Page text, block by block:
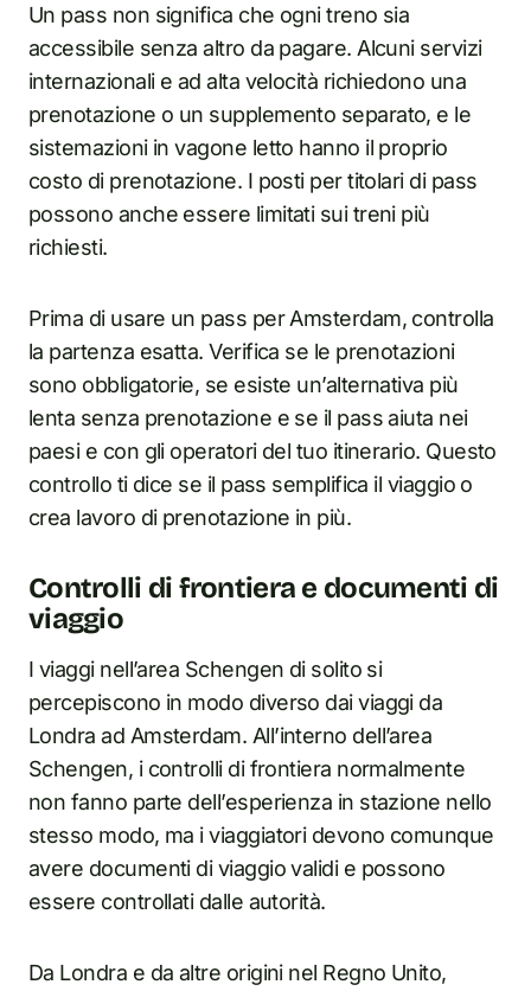
Un pass non significa che ogni treno sia
accessibile senza altro da pagare. Alcuni servizi
internazionali e ad alta velocità richiedono una
prenotazione o un supplemento separato, e le
sistemazioni in vagone letto hanno il proprio
costo di prenotazione. I posti per titolari di pass
possono anche essere limitati sui treni più
richiesti.
Prima di usare un pass per Amsterdam, controlla
la partenza esatta. Verifica se le prenotazioni
sono obbligatorie, se esiste un’alternativa più
lenta senza prenotazione e se il pass aiuta nei
paesi e con gli operatori del tuo itinerario. Questo
controllo ti dice se il pass semplifica il viaggio o
crea lavoro di prenotazione in più.
Controlli di frontiera e documenti di
viaggio
I viaggi nell’area Schengen di solito si
percepiscono in modo diverso dai viaggi da
Londra ad Amsterdam. All’interno dell’area
Schengen, i controlli di frontiera normalmente
non fanno parte dell’esperienza in stazione nello
stesso modo, ma i viaggiatori devono comunque
avere documenti di viaggio validi e possono
essere controllati dalle autorità.
Da Londra e da altre origini nel Regno Unito,